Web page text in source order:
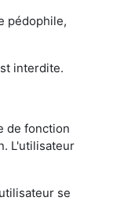
pédophile,
interdite.
de fonction
L'utilisateur
se